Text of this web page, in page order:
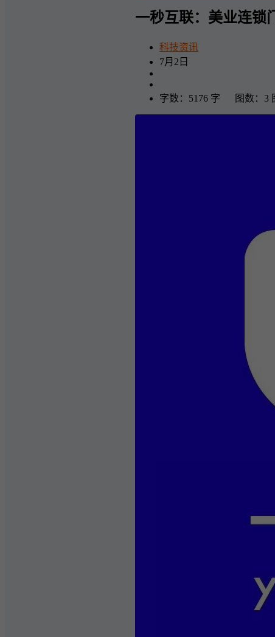
一秒互联：美业连锁
科技资讯
7月2日
字数：5176 字 图数：3